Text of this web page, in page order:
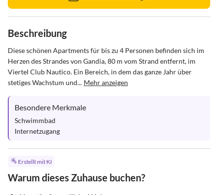
Beschreibung
Diese schönen Apartments für bis zu 4 Personen befinden sich im
Herzen des Strandes von Gandia, 80 m vom Strand entfernt, im
Viertel Club Nautico. Ein Bereich, in dem das ganze Jahr über
stetiges Wachstum und... Mehr anzeigen
Besondere Merkmale
Schwimmbad
Internetzugang
Erstellt mit KI
Warum dieses Zuhause buchen?